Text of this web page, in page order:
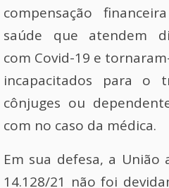
compensação
saúde que atendem
com Covid-19 e
incapacitados para o
cônjuges ou
com no caso da médica.
Em sua defesa, a
14.128/21 não foi